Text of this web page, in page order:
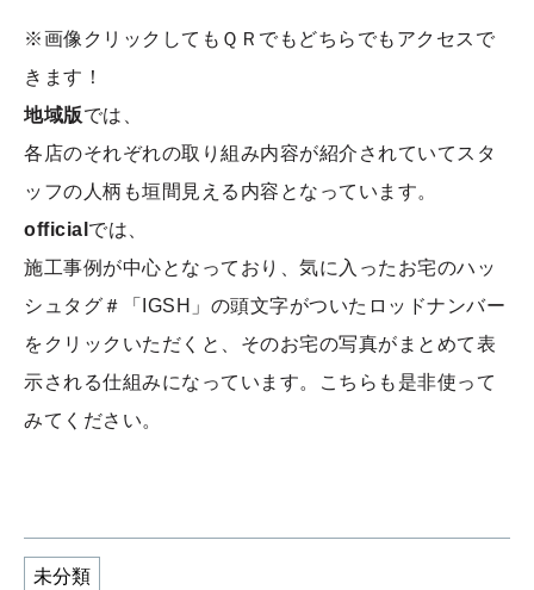
※画像クリックしてもＱＲでもどちらでもアクセスで
きます！
地域版では、
各店のそれぞれの取り組み内容が紹介されていてスタ
ッフの人柄も垣間見える内容となっています。
official では、
施工事例が中心となっており、気に入ったお宅のハッ
シュタグ＃「IGSH」の頭文字がついたロッドナンバー
をクリックいただくと、そのお宅の写真がまとめて表
示される仕組みになっています。こちらも是非使って
みてください。
未分類